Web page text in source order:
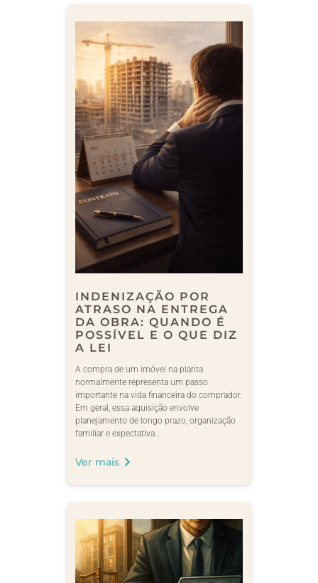
INDENIZAÇÃO POR
ATRASO NA ENTREGA
DA OBRA: QUANDO É
POSSÍVEL E O QUE DIZ
A LEI
A compra de um imóvel na planta
normalmente representa um passo
importante na vida financeira do comprador.
Em geral, essa aquisição envolve
planejamento de longo prazo, organização
familiar e expectativa…
Ver mais